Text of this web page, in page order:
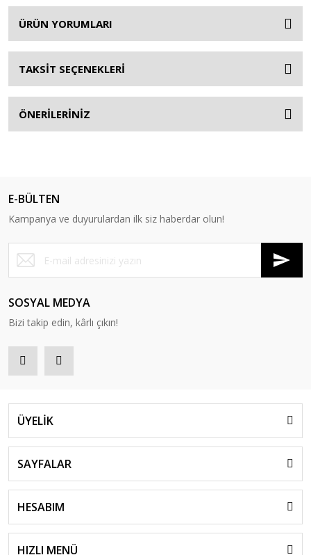
ÜRÜN YORUMLARI
TAKSİT SEÇENEKLERİ
ÖNERİLERİNİZ
E-BÜLTEN
Kampanya ve duyurulardan ilk siz haberdar olun!
SOSYAL MEDYA
Bizi takip edin, kârlı çıkın!
ÜYELİK
SAYFALAR
HESABIM
HIZLI MENÜ